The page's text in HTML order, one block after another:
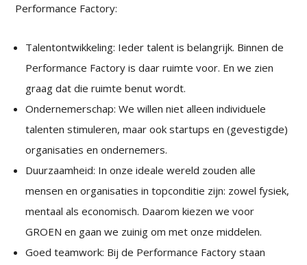
Performance Factory:
Talentontwikkeling: Ieder talent is belangrijk. Binnen de
Performance Factory is daar ruimte voor. En we zien
graag dat die ruimte benut wordt.
Ondernemerschap: We willen niet alleen individuele
talenten stimuleren, maar ook startups en (gevestigde)
organisaties en ondernemers.
Duurzaamheid: In onze ideale wereld zouden alle
mensen en organisaties in topconditie zijn: zowel fysiek,
mentaal als economisch. Daarom kiezen we voor
GROEN en gaan we zuinig om met onze middelen.
Goed teamwork: Bij de Performance Factory staan